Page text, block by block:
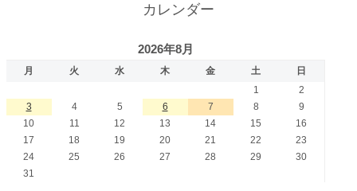
カレンダー
2026年8月
月 火 水 木 金 土
日
1
2
3
4 5 6 7 8
9
10
11 12 13 14 15
16
17
18 19 20 21 22
23
24
25 26 27 28 29
30
31